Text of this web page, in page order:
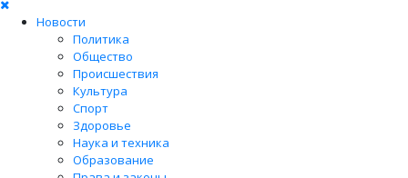
Новости
Политика
Общество
Происшествия
Культура
Спорт
Здоровье
Наука и техника
Образование